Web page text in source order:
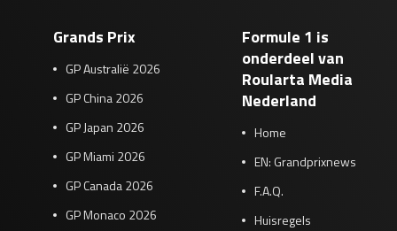
Grands Prix
GP Australië 2026
GP China 2026
GP Japan 2026
GP Miami 2026
GP Canada 2026
GP Monaco 2026
Formule 1 is
onderdeel van
Roularta Media
Nederland
Home
EN: Grandprixnews
F.A.Q.
Huisregels